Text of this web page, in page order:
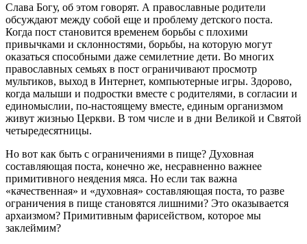
Слава Богу, об этом говорят. А православные родители
обсуждают между собой еще и проблему детского поста.
Когда пост становится временем борьбы с плохими
привычками и склонностями, борьбы, на которую могут
оказаться способными даже семилетние дети. Во многих
православных семьях в пост ограничивают просмотр
мультиков, выход в Интернет, компьютерные игры. Здорово,
когда малыши и подростки вместе с родителями, в согласии и
единомыслии, по-настоящему вместе, единым организмом
живут жизнью Церкви. В том числе и в дни Великой и Святой
четыредесятницы.
Но вот как быть с ограничениями в пище? Духовная
составляющая поста, конечно же, несравненно важнее
примитивного неядения мяса. Но если так важна
«качественная» и «духовная» составляющая поста, то разве
ограничения в пище становятся лишними? Это оказывается
архаизмом? Примитивным фарисейством, которое мы
заклеймим?